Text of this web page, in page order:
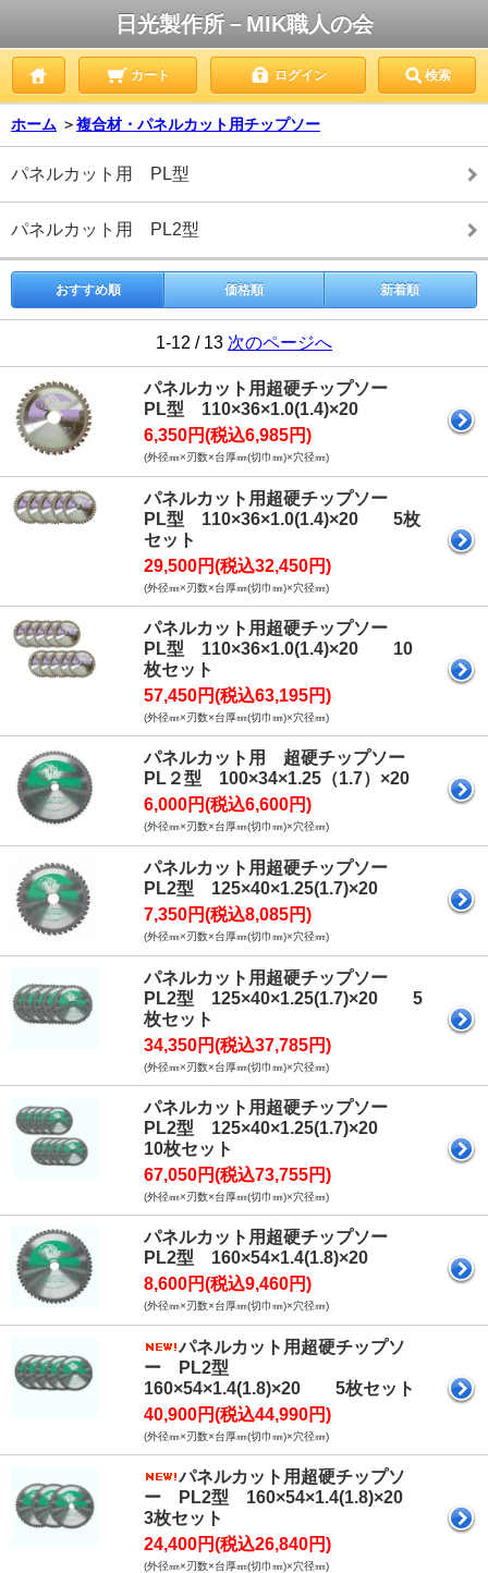
日光製作所－MIK職人の会
カート ログイン 検索
ホーム ＞複合材・パネルカット用チップソー
パネルカット用 PL型
パネルカット用 PL2型
おすすめ順 価格順 新着順
1-12 / 13 次のページへ
パネルカット用超硬チップソー
PL型 110×36×1.0(1.4)×20
6,350円(税込6,985円)
(外径㎜×刃数×台厚㎜(切巾㎜)×穴径㎜)
パネルカット用超硬チップソー
PL型 110×36×1.0(1.4)×20 5枚
セット
29,500円(税込32,450円)
(外径㎜×刃数×台厚㎜(切巾㎜)×穴径㎜)
パネルカット用超硬チップソー
PL型 110×36×1.0(1.4)×20 10
枚セット
57,450円(税込63,195円)
(外径㎜×刃数×台厚㎜(切巾㎜)×穴径㎜)
パネルカット用 超硬チップソー
PL２型 100×34×1.25（1.7）×20
6,000円(税込6,600円)
(外径㎜×刃数×台厚㎜(切巾㎜)×穴径㎜)
パネルカット用超硬チップソー
PL2型 125×40×1.25(1.7)×20
7,350円(税込8,085円)
(外径㎜×刃数×台厚㎜(切巾㎜)×穴径㎜)
パネルカット用超硬チップソー
PL2型 125×40×1.25(1.7)×20 5
枚セット
34,350円(税込37,785円)
(外径㎜×刃数×台厚㎜(切巾㎜)×穴径㎜)
パネルカット用超硬チップソー
PL2型 125×40×1.25(1.7)×20
10枚セット
67,050円(税込73,755円)
(外径㎜×刃数×台厚㎜(切巾㎜)×穴径㎜)
パネルカット用超硬チップソー
PL2型 160×54×1.4(1.8)×20
8,600円(税込9,460円)
(外径㎜×刃数×台厚㎜(切巾㎜)×穴径㎜)
パネルカット用超硬チップソ
ー PL2型
160×54×1.4(1.8)×20 5枚セット
40,900円(税込44,990円)
(外径㎜×刃数×台厚㎜(切巾㎜)×穴径㎜)
パネルカット用超硬チップソ
ー PL2型 160×54×1.4(1.8)×20
3枚セット
24,400円(税込26,840円)
(外径㎜×刃数×台厚㎜(切巾㎜)×穴径㎜)